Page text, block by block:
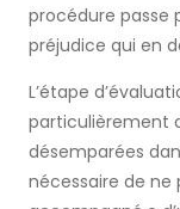
procédure passe
préjudice qui en
L’étape
particulièrement
désemparées
nécessaire de ne